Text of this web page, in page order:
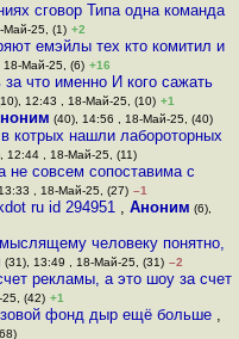
сговор Типа одна команда
Май-25, (1) +2
емэйлы тех кто комитил и
18-Май-25, (6) +16
что именно И кого сажать
12:43 , 18-Май-25, (10) +1
(40), 14:56 , 18-Май-25, (40)
котрых нашли лабороторных
12:44 , 18-Май-25, (11)
не совсем сопоставима с
, 18-Май-25, (27) –1
ru id 294951 ,Аноним (6),
человеку понятно,
(31), 13:49 , 18-Май-25, (31) –2
рекламы, а это шоу за счет
(42) +1
фонд дыр ещё больше ,